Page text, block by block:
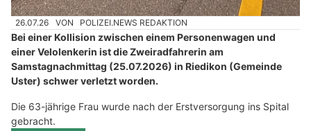
26.07.26 VON POLIZEI.NEWS REDAKTION
Bei einer Kollision zwischen einem Personenwagen und
einer Velolenkerin ist die Zweiradfahrerin am
Samstagnachmittag (25.07.2026) in Riedikon (Gemeinde
Uster) schwer verletzt worden.
Die 63-jährige Frau wurde nach der Erstversorgung ins Spital
gebracht.